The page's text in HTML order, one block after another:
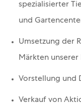
spezialisierter
und
Umsetzung der
Märkten unserer
Vorstellung und
Verkauf von